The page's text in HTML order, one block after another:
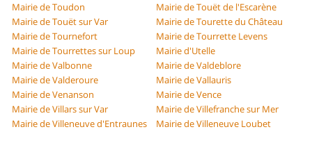
Mairie de Toudon
Mairie de Touët de l'Escarène
Mairie de Touët sur Var
Mairie de Tourette du Château
Mairie de Tournefort
Mairie de Tourrette Levens
Mairie de Tourrettes sur Loup
Mairie d'Utelle
Mairie de Valbonne
Mairie de Valdeblore
Mairie de Valderoure
Mairie de Vallauris
Mairie de Venanson
Mairie de Vence
Mairie de Villars sur Var
Mairie de Villefranche sur Mer
Mairie de Villeneuve d'Entraunes
Mairie de Villeneuve Loubet